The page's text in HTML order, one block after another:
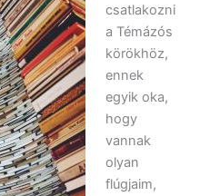
csatlakozni
a Témázós
körökhöz,
ennek
egyik oka,
hogy
vannak
olyan
flúgjaim,